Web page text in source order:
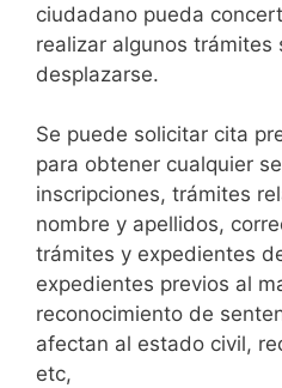
ciudadano pueda
realizar algunos trámites
desplazarse.​
Se puede solicitar cita
para obtener cualquier
inscripciones, trámites
nombre y apellidos,
trámites y expedientes
expedientes previos al
reconocimiento de
afectan al estado civil,
etc,